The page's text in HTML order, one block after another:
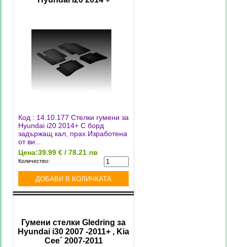
Код : 14.10.177 Стелки гумени за
Hyundai i20 2014+ С борд
задържащ кал, прах Изработена
от ви...
Цена:39.99 € / 78.21 лв
Количество:
Гумени стелки Gledring за
Hyundai i30 2007 -2011+ , Kia
Cee´ 2007-2011